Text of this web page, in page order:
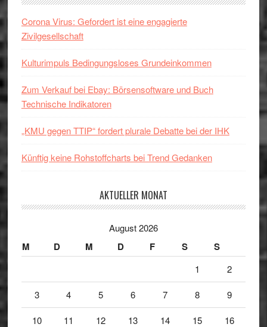
Corona Virus: Gefordert ist eine engagierte
Zivilgesellschaft
Kulturimpuls Bedingungsloses Grundeinkommen
Zum Verkauf bei Ebay: Börsensoftware und Buch
Technische Indikatoren
„KMU gegen TTIP“ fordert plurale Debatte bei der IHK
Künftig keine Rohstoffcharts bei Trend Gedanken
AKTUELLER MONAT
August 2026
M D M D F S S
1 2
3 4 5 6 7 8 9
10 11 12 13 14 15 16